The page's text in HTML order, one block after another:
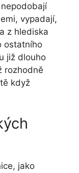
vypadají,
z hlediska
ostatního
již dlouho
rozhodně
když
jako